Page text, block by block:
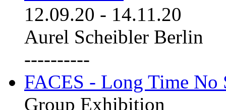
12.09.20 - 14.11.20
Aurel Scheibler Berlin
----------
FACES - Long Time No
Group Exhibition